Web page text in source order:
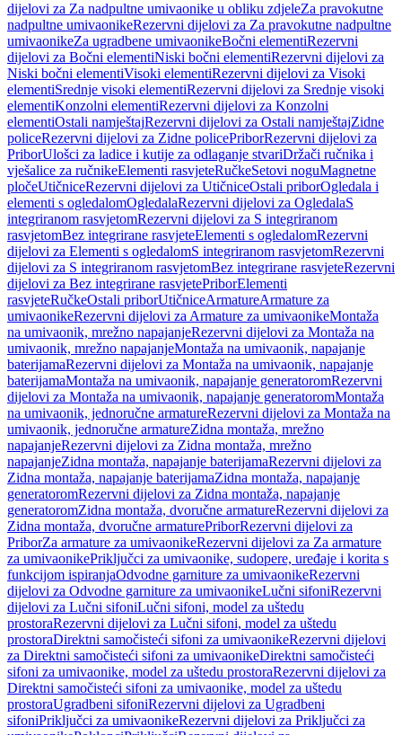
dijelovi za Za nadpultne umivaonike u obliku zdjeleZa pravokutne
nadpultne umivaonikeRezervni dijelovi za Za pravokutne nadpultne
umivaonikeZa ugradbene umivaonikeBočni elementiRezervni
dijelovi za Bočni elementiNiski bočni elementiRezervni dijelovi za
Niski bočni elementiVisoki elementiRezervni dijelovi za Visoki
elementiSrednje visoki elementiRezervni dijelovi za Srednje visoki
elementiKonzolni elementiRezervni dijelovi za Konzolni
elementiOstali namještajRezervni dijelovi za Ostali namještajZidne
policeRezervni dijelovi za Zidne policePriborRezervni dijelovi za
PriborUlošci za ladice i kutije za odlaganje stvariDržači ručnika i
vješalice za ručnikeElementi rasvjeteRučkeSetovi noguMagnetne
pločeUtičniceRezervni dijelovi za UtičniceOstali priborOgledala i
elementi s ogledalomOgledalaRezervni dijelovi za OgledalaS
integriranom rasvjetomRezervni dijelovi za S integriranom
rasvjetomBez integrirane rasvjeteElementi s ogledalomRezervni
dijelovi za Elementi s ogledalomS integriranom rasvjetomRezervni
dijelovi za S integriranom rasvjetomBez integrirane rasvjeteRezervni
dijelovi za Bez integrirane rasvjetePriborElementi
rasvjeteRučkeOstali priborUtičniceArmatureArmature za
umivaonikeRezervni dijelovi za Armature za umivaonikeMontaža
na umivaonik, mrežno napajanjeRezervni dijelovi za Montaža na
umivaonik, mrežno napajanjeMontaža na umivaonik, napajanje
baterijamaRezervni dijelovi za Montaža na umivaonik, napajanje
baterijamaMontaža na umivaonik, napajanje generatoromRezervni
dijelovi za Montaža na umivaonik, napajanje generatoromMontaža
na umivaonik, jednoručne armatureRezervni dijelovi za Montaža na
umivaonik, jednoručne armatureZidna montaža, mrežno
napajanjeRezervni dijelovi za Zidna montaža, mrežno
napajanjeZidna montaža, napajanje baterijamaRezervni dijelovi za
Zidna montaža, napajanje baterijamaZidna montaža, napajanje
generatoromRezervni dijelovi za Zidna montaža, napajanje
generatoromZidna montaža, dvoručne armatureRezervni dijelovi za
Zidna montaža, dvoručne armaturePriborRezervni dijelovi za
PriborZa armature za umivaonikeRezervni dijelovi za Za armature
za umivaonikePriključci za umivaonike, sudopere, uređaje i korita s
funkcijom ispiranjaOdvodne garniture za umivaonikeRezervni
dijelovi za Odvodne garniture za umivaonikeLučni sifoniRezervni
dijelovi za Lučni sifoniLučni sifoni, model za uštedu
prostoraRezervni dijelovi za Lučni sifoni, model za uštedu
prostoraDirektni samočisteći sifoni za umivaonikeRezervni dijelovi
za Direktni samočisteći sifoni za umivaonikeDirektni samočisteći
sifoni za umivaonike, model za uštedu prostoraRezervni dijelovi za
Direktni samočisteći sifoni za umivaonike, model za uštedu
prostoraUgradbeni sifoniRezervni dijelovi za Ugradbeni
sifoniPriključci za umivaonikeRezervni dijelovi za Priključci za